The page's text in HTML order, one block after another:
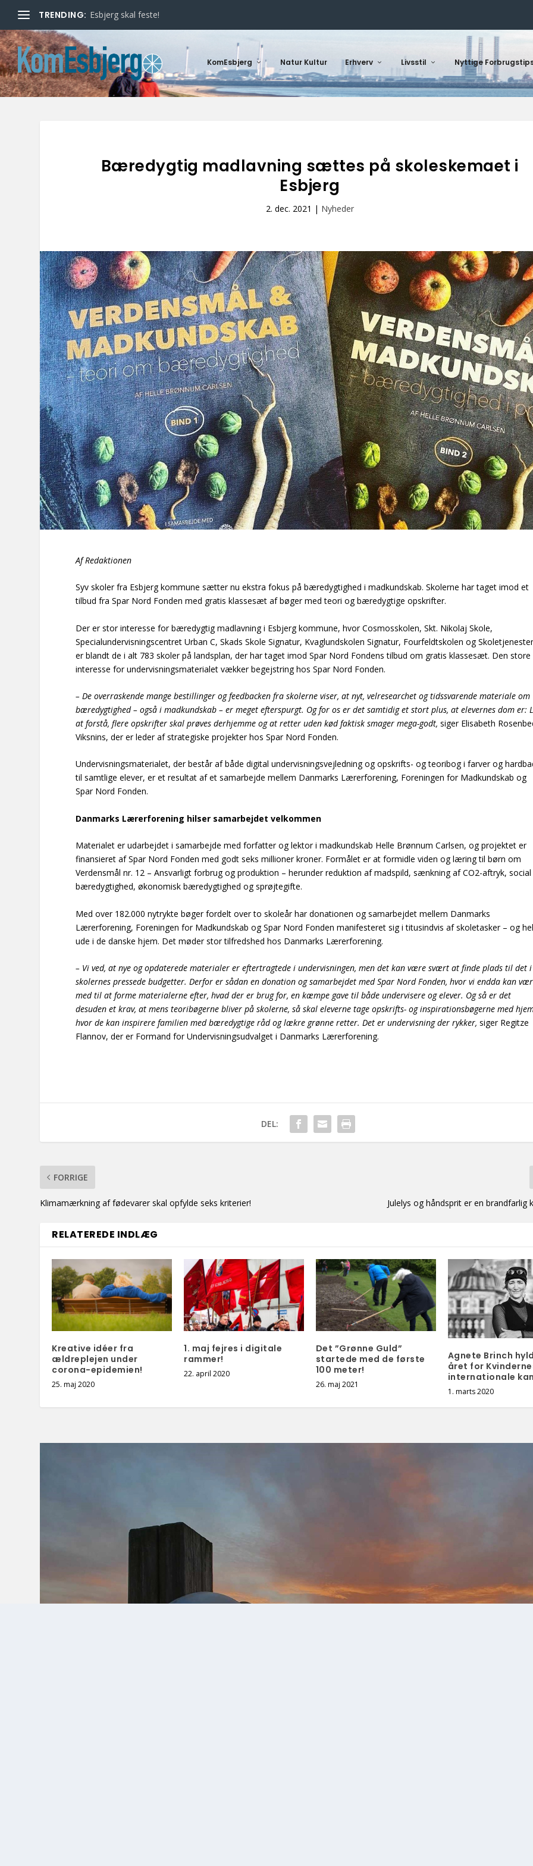
TRENDING: Esbjerg skal feste!
KomEsbjerg Natur Kultur Erhverv Livsstil Nyttige
Bæredygtig madlavning sættes på skoleskemaet i
Esbjerg
2. dec. 2021 | Nyheder
Af Redaktionen
Syv skoler fra Esbjerg kommune sætter nu ekstra fokus på bæredygtighed i madkundskab. Skolerne har taget imod et
tilbud fra Spar Nord Fonden med gratis klassesæt af bøger med teori og bæredygtige opskrifter.
Der er stor interesse for bæredygtig madlavning i Esbjerg kommune, hvor Cosmosskolen, Skt. Nikolaj Skole,
Specialundervisningscentret Urban C, Skads Skole Signatur, Kvaglundskolen Signatur, Fourfeldtskolen og
er blandt de i alt 783 skoler på landsplan, der har taget imod Spar Nord Fondens tilbud om gratis klassesæt. Den store
interesse for undervisningsmaterialet vækker begejstring hosSpar Nord Fonden.
– De overraskende mange bestillinger og feedbacken fra skolerne viser, at nyt, velresearchet og tidssvarende materiale om
bæredygtighed – også i madkundskab – er meget efterspurgt. Og for os er det samtidig et stort plus, at elevernes dom er:
at forstå, flere opskrifter skal prøves derhjemme og at retter uden kød faktisk smager mega-godt,siger Elisabeth
Viksnins, der er leder af strategiske projekter hos Spar Nord Fonden.
Undervisningsmaterialet, der består af både digital undervisningsvejledning og opskrifts- og teoribog i farver og
til samtlige elever, er et resultat af et samarbejde mellem Danmarks Lærerforening, Foreningen for Madkundskab og
Spar Nord Fonden.
Danmarks Lærerforening hilser samarbejdet velkommen
Materialet er udarbejdet i samarbejde med forfatter og lektor i madkundskab Helle Brønnum Carlsen, og projektet er
finansieret af Spar Nord Fonden med godt seks millioner kroner. Formålet er at formidle viden og læring til børn om
Verdensmål nr. 12 –Ansvarligt forbrug og produktion – herunder reduktion af madspild, sænkning af CO2-aftryk, social
bæredygtighed, økonomisk bæredygtighed og sprøjtegifte.
Med over 182.000 nytrykte bøger fordelt over to skoleår har donationen og samarbejdet mellem Danmarks
Lærerforening, Foreningen for Madkundskab og Spar Nord Fonden manifesteret sig i titusindvis af skoletasker – og
ude i de danske hjem. Det møder stor tilfredshed hos Danmarks Lærerforening.
– Vi ved, at nye og opdaterede materialer er eftertragtede i undervisningen, men det kan være svært at finde plads til det i
skolernes pressede budgetter. Derfor er sådan en donation og samarbejdet med Spar Nord Fonden, hvor vi endda kan
med til at forme materialerne efter, hvad der er brug for, en kæmpe gave til både undervisere og elever. Og så er det
desuden et krav, at mens teoribøgerne bliver på skolerne, så skal eleverne tage opskrifts- og inspirationsbøgerne med
hvor de kan inspirere familien med bæredygtige råd og lækre grønne retter. Det er undervisning der rykker, siger Regitze
Flannov, der er Formand for Undervisningsudvalget i Danmarks Lærerforening.
DEL:
FORRIGE
Klimamærkning af fødevarer skal opfylde seks kriterier! Julelys og håndsprit er en brandfarlig
RELATEREDE INDLÆG
Kreative idéer fra
ældreplejen under
corona-epidemien!
25. maj 2020
1. maj fejres i digitale
rammer!
22. april 2020
Det ”Grønne Guld”
startede med de første
100 meter!
26. maj 2021
Agnete Brinch
året for
internationale
1. marts 2020